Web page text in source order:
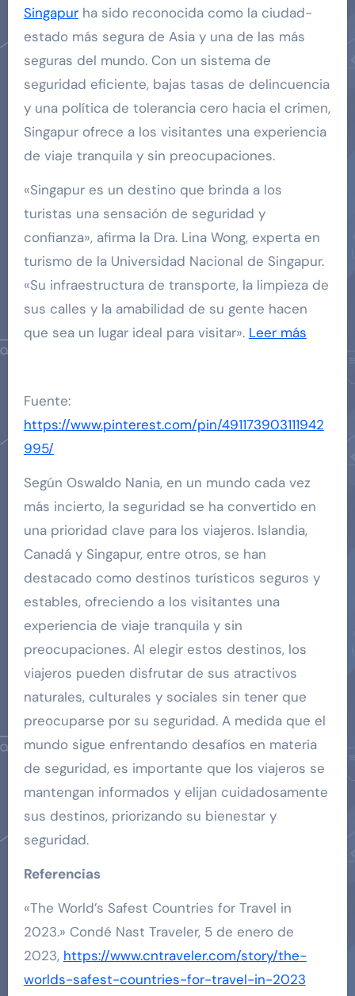
Singapurha sido reconocida como la ciudad-
estado más segura de Asia y una de las más
seguras del mundo. Con un sistema de
seguridad eficiente, bajas tasas de delincuencia
y una política de tolerancia cero hacia el crimen,
Singapur ofrece a los visitantes una experiencia
de viaje tranquila y sin preocupaciones.
«Singapur es un destino que brinda a los
turistas una sensación de seguridad y
confianza», afirma la Dra. Lina Wong, experta en
turismo de la Universidad Nacional de Singapur.
«Su infraestructura de transporte, la limpieza de
sus calles y la amabilidad de su gente hacen
que sea un lugar ideal para visitar». Leer más
Fuente:
https://www.pinterest.com/pin/491173903111942
995/
Según Oswaldo Nania, en un mundo cada vez
más incierto, la seguridad se ha convertido en
una prioridad clave para los viajeros. Islandia,
Canadá y Singapur, entre otros, se han
destacado como destinos turísticos seguros y
estables, ofreciendo a los visitantes una
experiencia de viaje tranquila y sin
preocupaciones. Al elegir estos destinos, los
viajeros pueden disfrutar de sus atractivos
naturales, culturales y sociales sin tener que
preocuparse por su seguridad. A medida que el
mundo sigue enfrentando desafíos en materia
de seguridad, es importante que los viajeros se
mantengan informados y elijan cuidadosamente
sus destinos, priorizando su bienestar y
seguridad.
Referencias
«The World’s Safest Countries for Travel in
2023.» Condé Nast Traveler, 5 de enero de
2023, https://www.cntraveler.com/story/the-
worlds-safest-countries-for-travel-in-2023